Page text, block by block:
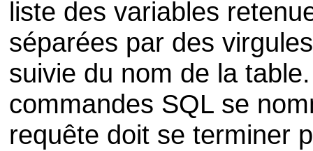
liste des variables
séparées par des
suivie du nom de la
commandes SQL se
requête doit se terminer